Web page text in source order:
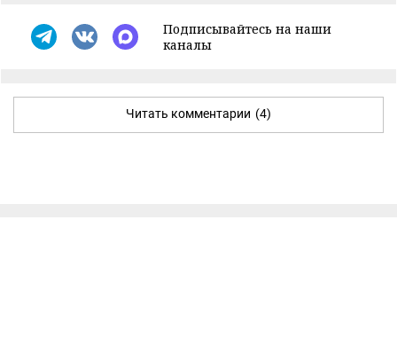
Подписывайтесь на наши
каналы
Читать комментарии (4)